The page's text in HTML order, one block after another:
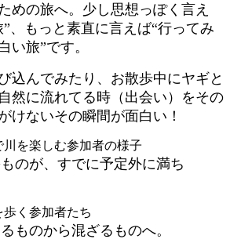
めの旅へ。少し思想っぽく言え
、もっと素直に言えば“行ってみ
い旅”です。
込んでみたり、お散歩中にヤギと
然に流れてる時（出会い）をその
けないその瞬間が面白い！
のが、すでに予定外に満ち
ものから混ざるものへ。